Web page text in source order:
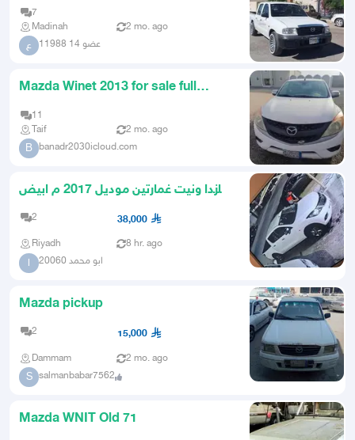
7
Madinah
2 mo. ago
ع عضو 14 11988
Mazda Winet 2013 for sale full
11
Taif
2 mo. ago
B banadr2030icloud.com
مازدا ونيت غمارتين موديل 2017 م ابيض
2 38,000
Riyadh 8 hr. ago
ا ابو محمد 20060
Mazda pickup
2 15,000
Dammam 2 mo. ago
S salmanbabar7562
Mazda WNIT Old 71